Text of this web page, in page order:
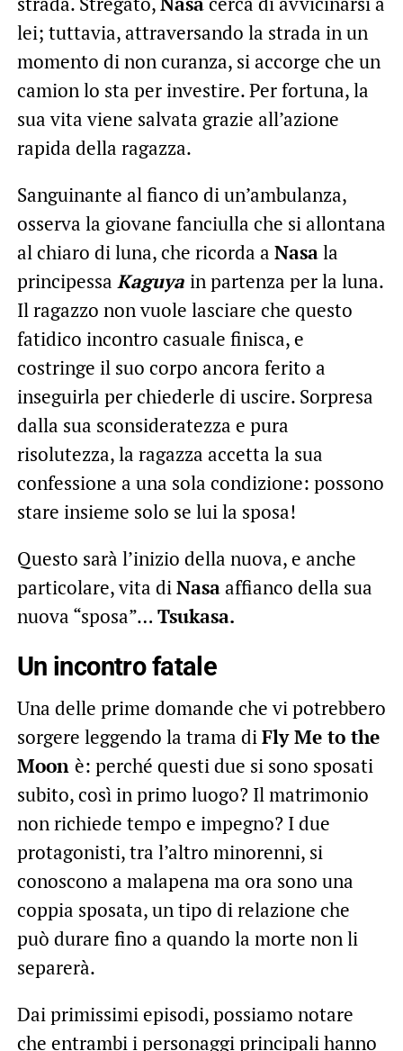
lei; tuttavia, attraversando la strada in un
momento di non curanza, si accorge che un
camion lo sta per investire. Per fortuna, la
sua vita viene salvata grazie all’azione
rapida della ragazza.
Sanguinante al fianco di un’ambulanza,
osserva la giovane fanciulla che si allontana
al chiaro di luna, che ricorda a Nasala
principessa Kaguya in partenza per la luna.
Il ragazzo non vuole lasciare che questo
fatidico incontro casuale finisca, e
costringe il suo corpo ancora ferito a
inseguirla per chiederle di uscire. Sorpresa
dalla sua sconsideratezza e pura
risolutezza, la ragazza accetta la sua
confessione a una sola condizione: possono
stare insieme solo se lui la sposa!
Questo sarà l’inizio della nuova, e anche
particolare, vita diNasaaffianco della sua
nuova “sposa”… Tsukasa.
Un incontro fatale
Una delle prime domande che vi potrebbero
sorgere leggendo la trama diFly Me to the
Moon è: perché questi due si sono sposati
subito, così in primo luogo? Il matrimonio
non richiede tempo e impegno? I due
protagonisti, tra l’altro minorenni, si
conoscono a malapena ma ora sono una
coppia sposata, un tipo di relazione che
può durare fino a quando la morte non li
separerà.
Dai primissimi episodi, possiamo notare
che entrambi i personaggi principali hanno